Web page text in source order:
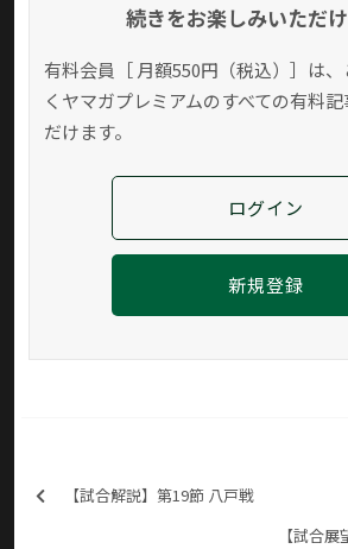
続きをお楽しみいただけ
有料会員［ 月額550円（税込）］は
く ヤマガプレミアムのすべての有料
だけます。
ログイン
新規登録
【試合解説】第19節 八戸戦
【試合